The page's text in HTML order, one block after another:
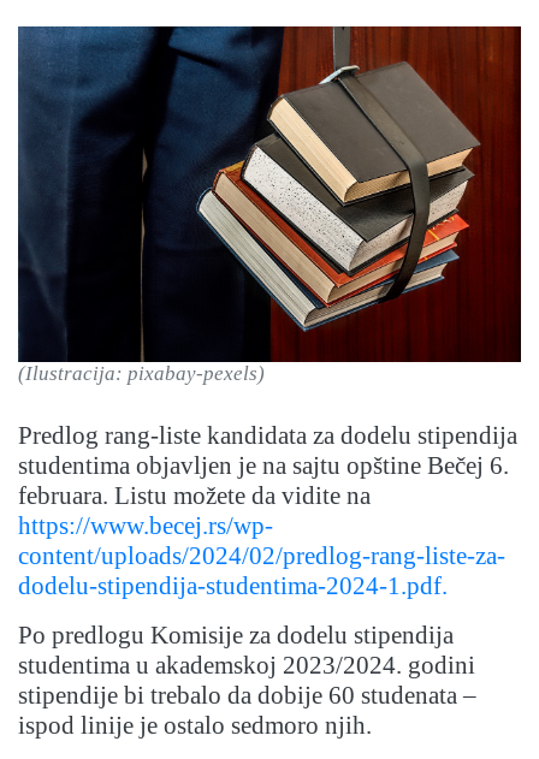
(Ilustracija: pixabay-pexels)
Predlog rang-liste kandidata za dodelu stipendija
studentima objavljen je na sajtu opštine Bečej 6.
februara. Listu možete da vidite na
https://www.becej.rs/wp-
content/uploads/2024/02/predlog-rang-liste-za-
dodelu-stipendija-studentima-2024-1.pdf.
Po predlogu Komisije za dodelu stipendija
studentima u akademskoj 2023/2024. godini
stipendije bi trebalo da dobije 60 studenata –
ispod linije je ostalo sedmoro njih.